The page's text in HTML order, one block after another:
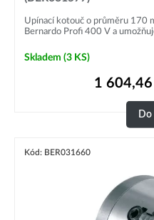
Upínací kotouč o průměru 170
Bernardo Profi 400 V a
Skladem (3 KS)
1 604,46
Kód: BER031660